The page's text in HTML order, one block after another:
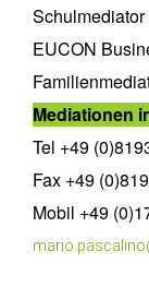
EUCON
Mediationen
Tel +49
Fax +49
Mobil +49